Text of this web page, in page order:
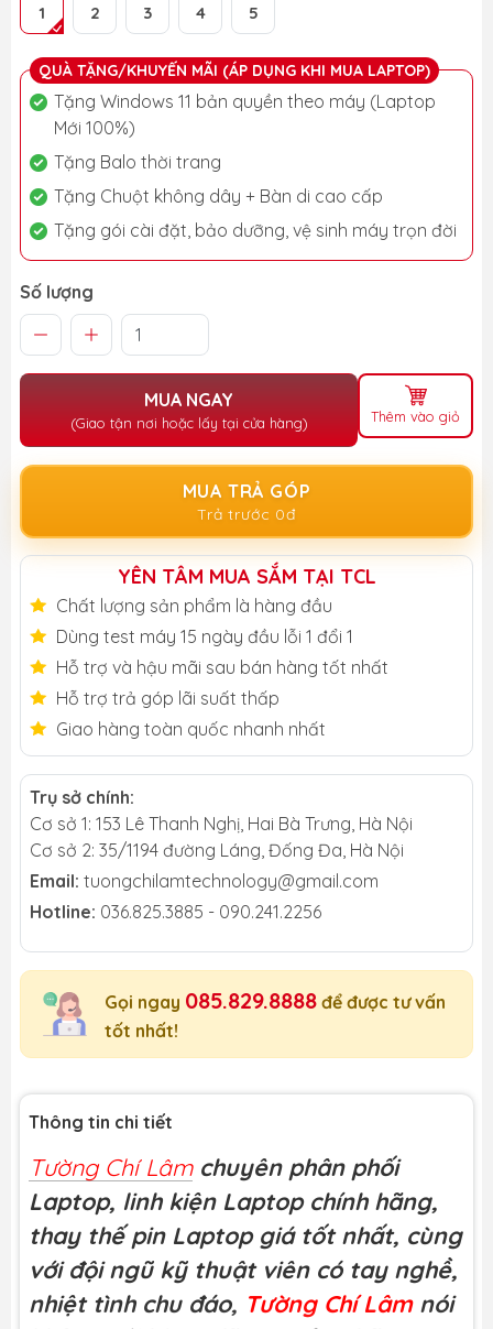
1 2 3 4 5
QUÀ TẶNG/KHUYẾN MÃI (ÁP DỤNG KHI MUA LAPTOP)
Tặng Windows 11 bản quyền theo máy (Laptop
Mới 100%)
Tặng Balo thời trang
Tặng Chuột không dây + Bàn di cao cấp
Tặng gói cài đặt, bảo dưỡng, vệ sinh máy trọn đời
Số lượng
MUA NGAY
(Giao tận nơi hoặc lấy tại cửa hàng) Thêm vào giỏ
MUA TRẢ GÓP
Trả trước 0đ
YÊN TÂM MUA SẮM TẠI TCL
Chất lượng sản phẩm là hàng đầu
Dùng test máy 15 ngày đầu lỗi 1 đổi 1
Hỗ trợ và hậu mãi sau bán hàng tốt nhất
Hỗ trợ trả góp lãi suất thấp
Giao hàng toàn quốc nhanh nhất
Trụ sở chính:
Cơ sở 1: 153 Lê Thanh Nghị, Hai Bà Trưng, Hà Nội
Cơ sở 2: 35/1194 đường Láng, Đống Đa, Hà Nội
Email: tuongchilamtechnology@gmail.com
Hotline: 036.825.3885 - 090.241.2256
Gọi ngay 085.829.8888 để được tư vấn
tốt nhất!
Thông tin chi tiết
Tường Chí Lâm chuyên phân phối
Laptop, linh kiện Laptop chính hãng,
thay thế pin Laptop giá tốt nhất, cùng
với đội ngũ kỹ thuật viên có tay nghề,
nhiệt tình chu đáo, Tường Chí Lâm nói